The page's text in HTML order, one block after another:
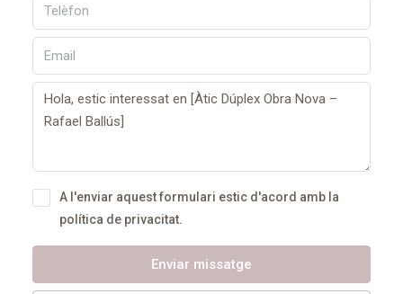
A l'enviar aquest formulari estic d'acord amb la
política de privacitat.
Enviar missatge